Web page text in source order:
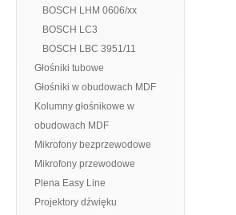
BOSCH LHM 0606/xx
BOSCH LC3
BOSCH LBC 3951/11
Głośniki tubowe
Głośniki w obudowach MDF
Kolumny głośnikowe w
obudowach MDF
Mikrofony bezprzewodowe
Mikrofony przewodowe
Plena Easy Line
Projektory dźwięku